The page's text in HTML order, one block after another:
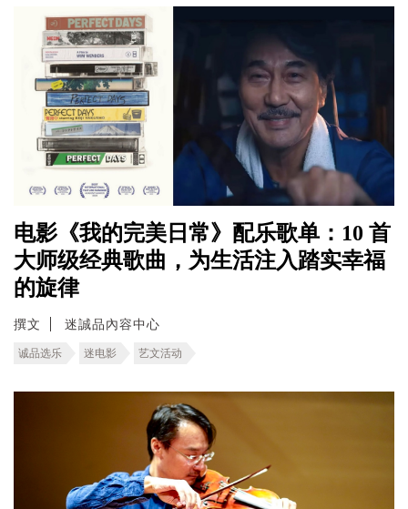
电影《我的完美日常》配乐歌单：10 首
大师级经典歌曲，为生活注入踏实幸福
的旋律
撰文 迷誠品內容中心
诚品选乐 迷电影 艺文活动